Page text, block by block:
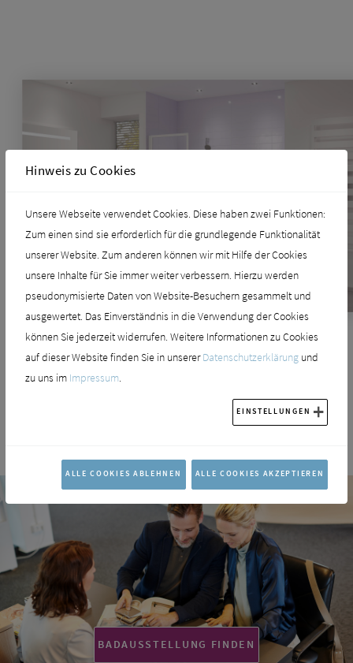
Duschkabinen von Kermi live
BADAUSSTELLUNG FINDEN
Hinweis zu Cookies
Unsere Webseite verwendet Cookies. Diese haben zwei Funktionen:
Zum einen sind sie erforderlich für die grundlegende Funktionalität
unserer Website. Zum anderen können wir mit Hilfe der Cookies
unsere Inhalte für Sie immer weiter verbessern. Hierzu werden
pseudonymisierte Daten von Website-Besuchern gesammelt und
ausgewertet. Das Einverständnis in die Verwendung der Cookies
können Sie jederzeit widerrufen. Weitere Informationen zu Cookies
auf dieser Website finden Sie in unsererDatenschutzerklärungund
zu uns im Impressum.
EINSTELLUNGEN
ALLE COOKIES ABLEHNEN ALLE COOKIES AKZEPTIEREN